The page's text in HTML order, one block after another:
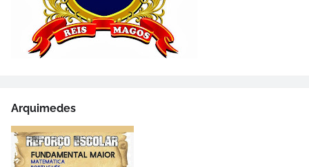
Arquimedes